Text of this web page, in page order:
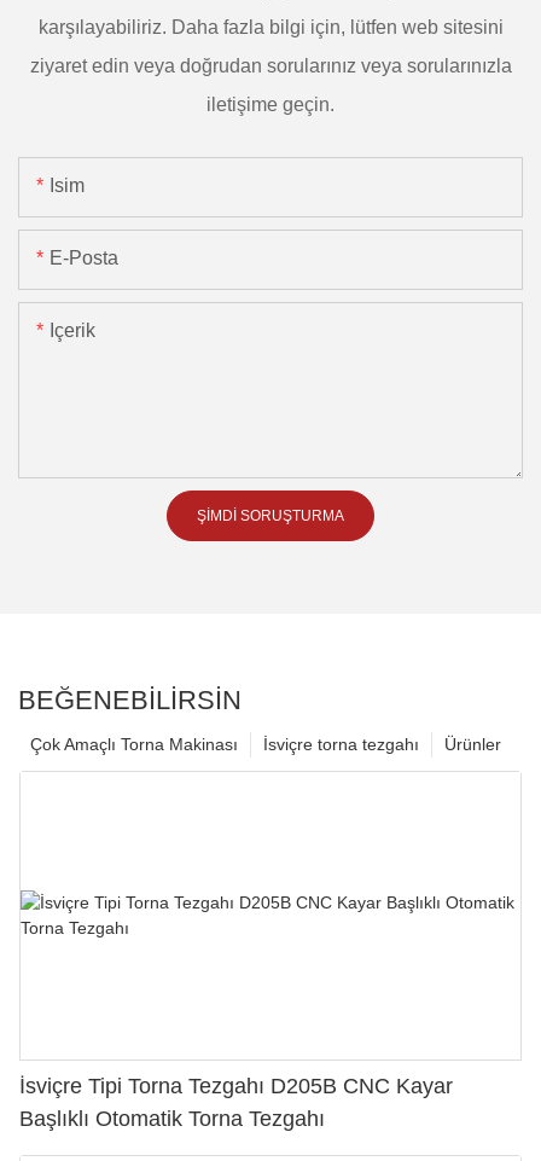
karşılayabiliriz. Daha fazla bilgi için, lütfen web sitesini
ziyaret edin veya doğrudan sorularınız veya sorularınızla
iletişime geçin.
Isim
E-Posta
Içerik
ŞIMDI SORUŞTURMA
BEĞENEBILIRSIN
Ürünler
İsviçre torna tezgahı
Çok Amaçlı Torna Makinası
İsviçre Tipi Torna Tezgahı D205B CNC Kayar
Başlıklı Otomatik Torna Tezgahı